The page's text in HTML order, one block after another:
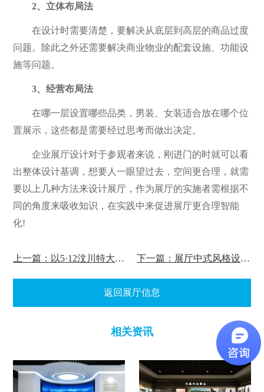
2、立体布局法
在设计时需要清楚，要解决从底层到高层的商品过度
问题。除此之外还需要解决商业物业的配套设施、功能设
施等问题。
3、经营布局法
在哪一层设置哪些品类，男装、女装适合放在哪个位
置展示，这些都是需要经过思考而做出决定。
企业展厅设计对于参观者来说，刚进门的时就可以看
出整体设计基调，想要人一眼望过去，空间更合理，就需
要以上几种方法来设计展厅，作为展厅的实施者需根据不
同的角度来吸收知识，在实践中来促进展厅更合理智能
化!
上一篇：以5·12汶川特大地震谈谈地震纪念馆建设的意义! 下一篇：展厅中式风格设计建议!
返回展厅信息
相关资讯